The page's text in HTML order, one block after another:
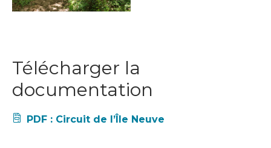
Télécharger la
documentation
PDF : Circuit de l’Île Neuve